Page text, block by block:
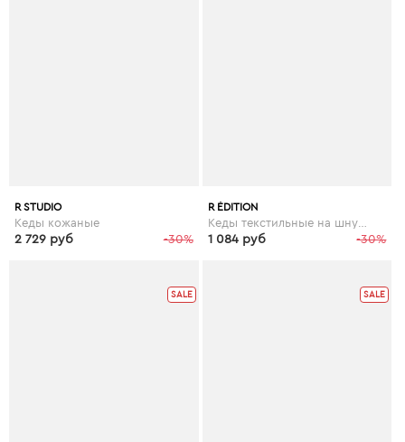
R STUDIO
Кеды кожаные
-30%
2 729 руб
R ÉDITION
Кеды текстильные на шнуровке
-30%
1 084 руб
SALE SALE